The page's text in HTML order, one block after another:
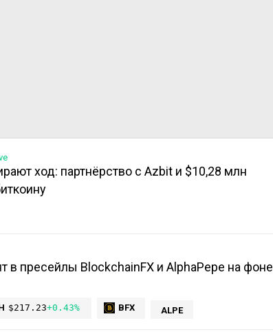
ход: партнёрство с Azbit и $10,28 млн
в пресейлы BlockchainFX и AlphaPepe на фоне
$217.23+0.43% BFX ALPE